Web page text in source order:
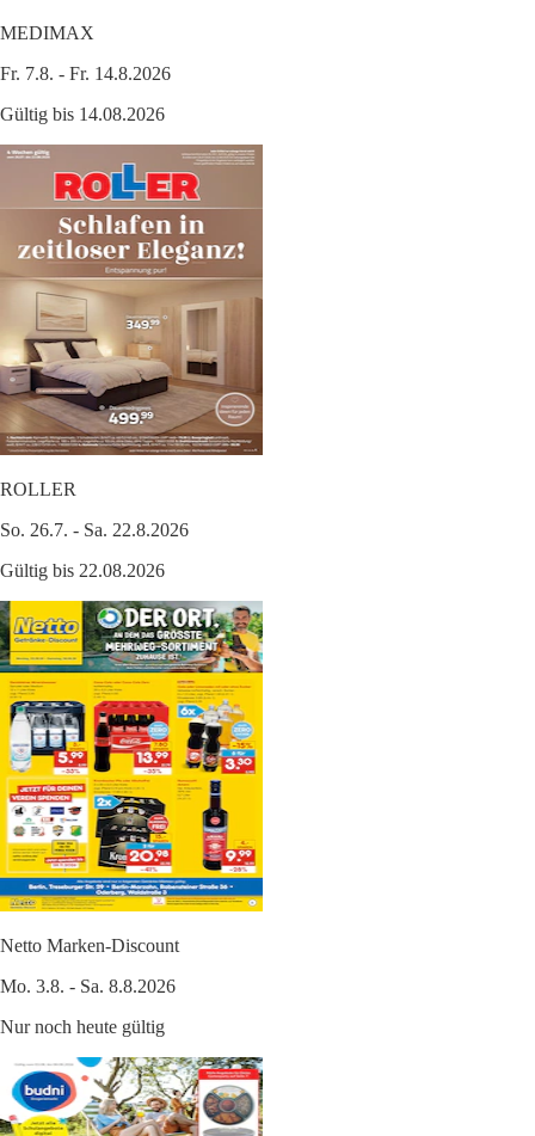
MEDIMAX
Fr. 7.8. - Fr. 14.8.2026
Gültig bis 14.08.2026
ROLLER
So. 26.7. - Sa. 22.8.2026
Gültig bis 22.08.2026
Netto Marken-Discount
Mo. 3.8. - Sa. 8.8.2026
Nur noch heute gültig